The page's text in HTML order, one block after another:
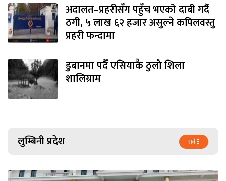
अदालत–प्रहरीसँग पहुँच भएको दाबी गर्दै
ठगी, ५ लाख ६२ हजार असुल्ने कपिलवस्तु
प्रहरी फन्दामा
डुबानमा पर्दै एसियाकै ठुलो शिला
शालिग्राम
लुम्बिनी प्रदेश सबै